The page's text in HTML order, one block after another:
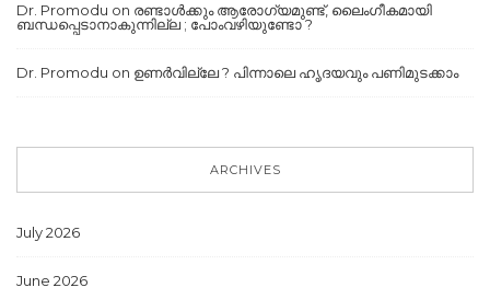
Dr. Promodu on രണ്ടാൾക്കും ആരോഗ്യമുണ്ട്, ലൈംഗീകമായി
ബന്ധപ്പെടാനാകുന്നില്ല ; പോംവഴിയുണ്ടോ ?
Dr. Promodu on ഉണർവില്ലേ ? പിന്നാലെ ഹൃദയവും പണിമുടക്കാം
ARCHIVES
July 2026
June 2026